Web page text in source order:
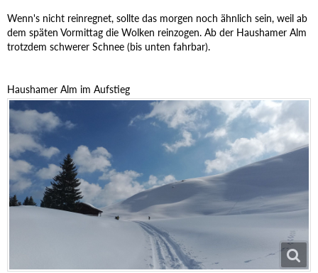
Wenn's nicht reinregnet, sollte das morgen noch ähnlich sein, weil ab
dem späten Vormittag die Wolken reinzogen. Ab der Haushamer Alm
trotzdem schwerer Schnee (bis unten fahrbar).
Haushamer Alm im Aufstieg